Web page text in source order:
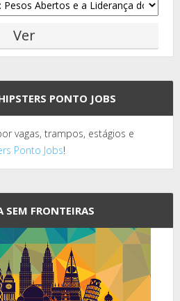
PONTO JOBS
vagas, trampos, estágios e
Ponto Jobs!
SEM FRONTEIRAS